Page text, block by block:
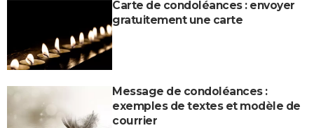
Carte de condoléances : envoyer
gratuitement une carte
Message de condoléances :
exemples de textes et modèle de
courrier